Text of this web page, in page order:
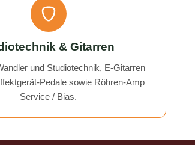
& Gitarren
und Studiotechnik, E-Gitarren
Pedale sowie Röhren-Amp
Service / Bias.